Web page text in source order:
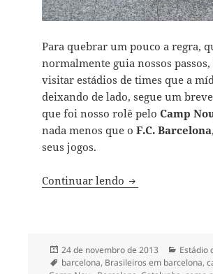
Para quebrar um pouco a regra,
normalmente guia nossos passos,
visitar estádios de times que a
deixando de lado, segue um
que foi nosso rolê pelo Camp
nada menos que o F.C. Barcelona
seus jogos.
Continuar lendo Sobre o futebol
Publicado
em
24 de novembro de 2013
Estádio
Tags
barcelona, Brasileiros em barcelona,